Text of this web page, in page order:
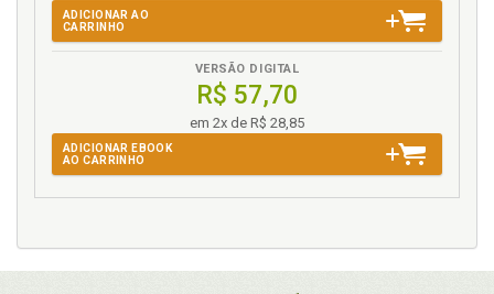
ADICIONAR AO
CARRINHO
VERSÃO DIGITAL
R$ 57,70
em 2x de R$ 28,85
ADICIONAR EBOOK
AO CARRINHO